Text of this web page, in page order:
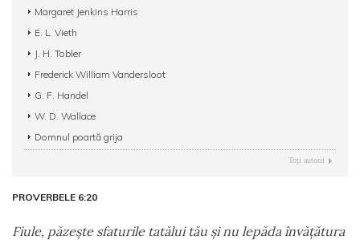
Margaret Jenkins Harris
E. L. Vieth
J. H. Tobler
Frederick William Vandersloot
G. F. Handel
W. D. Wallace
Domnul poartă grija
Toţi autorii
PROVERBELE 6:20
Fiule, păzeşte sfaturile tatălui tău şi nu lepăda învăţătura